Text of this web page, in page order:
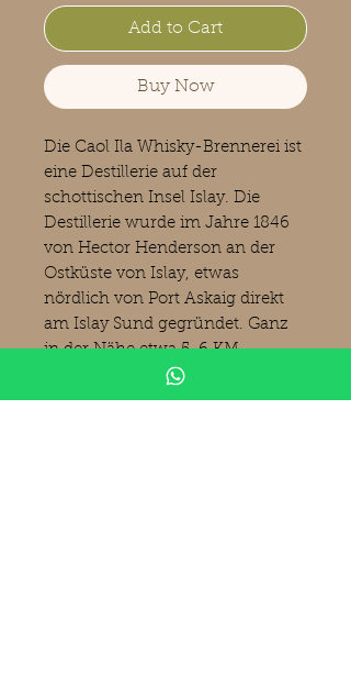
Add to Cart
Buy Now
Die Caol Ila Whisky-Brennerei ist
eine Destillerie auf der
schottischen Insel Islay. Die
Destillerie wurde im Jahre 1846
von Hector Henderson an der
Ostküste von Islay, etwas
nördlich von Port Askaig direkt
am Islay Sund gegründet. Ganz
in der Nähe etwa 5-6 KM
nördlich befindet sich die
Bunnahabhain Destillerie. Immer